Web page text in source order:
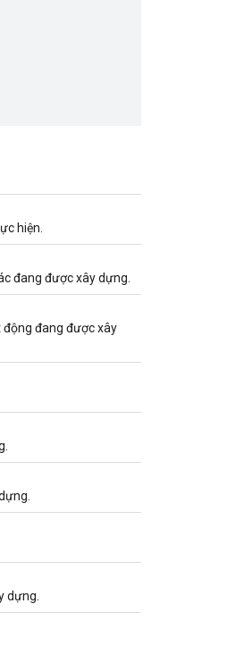
hiện.
đang được xây dựng.
đang được xây
dựng.